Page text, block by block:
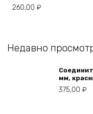
260,00 ₽
Недавно
мм,
375,00 ₽